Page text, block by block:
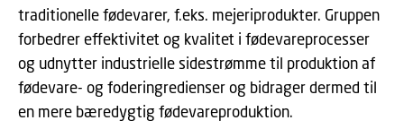
traditionelle fødevarer, f.eks. mejeriprodukter. Gruppen
forbedrer effektivitet og kvalitet i fødevareprocesser
og udnytter industrielle sidestrømme til produktion af
fødevare- og foderingredienser og bidrager dermed til
en mere bæredygtig fødevareproduktion.